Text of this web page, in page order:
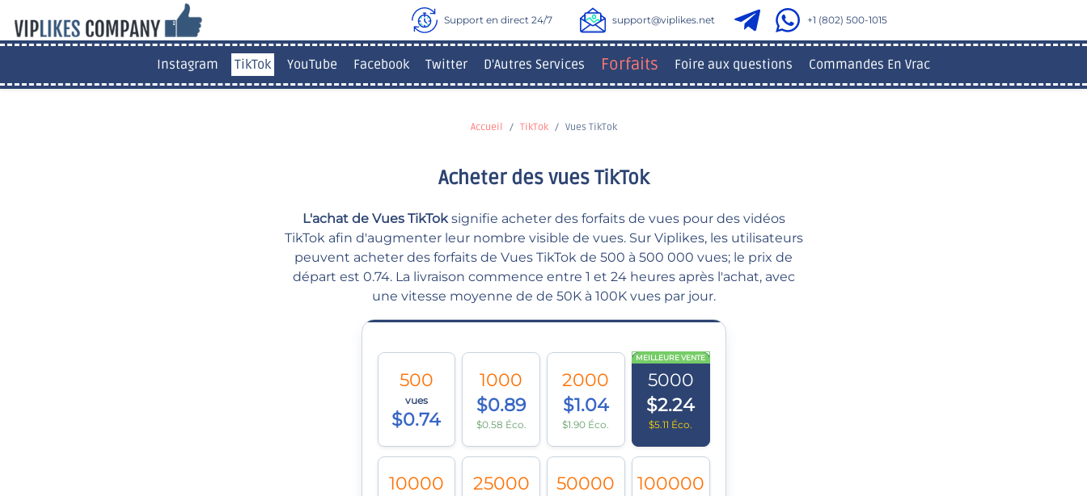
Support en direct 24/7 support@viplikes.net +1 (802) 500-1015
Instagram TikTok YouTube Facebook Twitter D'Autres Services Forfaits Foire aux questions Commandes En Vrac
Accueil TikTok Vues TikTok
Acheter des vues TikTok
L'achat de Vues TikToksignifie acheter des forfaits de vues pour des vidéos
TikTok afin d'augmenter leur nombre visible de vues. Sur Viplikes, les utilisateurs
peuvent acheter des forfaits de Vues TikTok de 500 à 500 000 vues; le prix de
départ est 0.74. La livraison commence entre 1 et 24 heures après l'achat, avec
une vitesse moyenne de de 50K à 100K vues par jour.
500
vues
$0.74
1000
$0.89
$0.58 Éco.
2000
$1.04
$1.90 Éco.
MEILLEURE VENTE
5000
$2.24
$5.11 Éco.
10000
25000
50000
100000